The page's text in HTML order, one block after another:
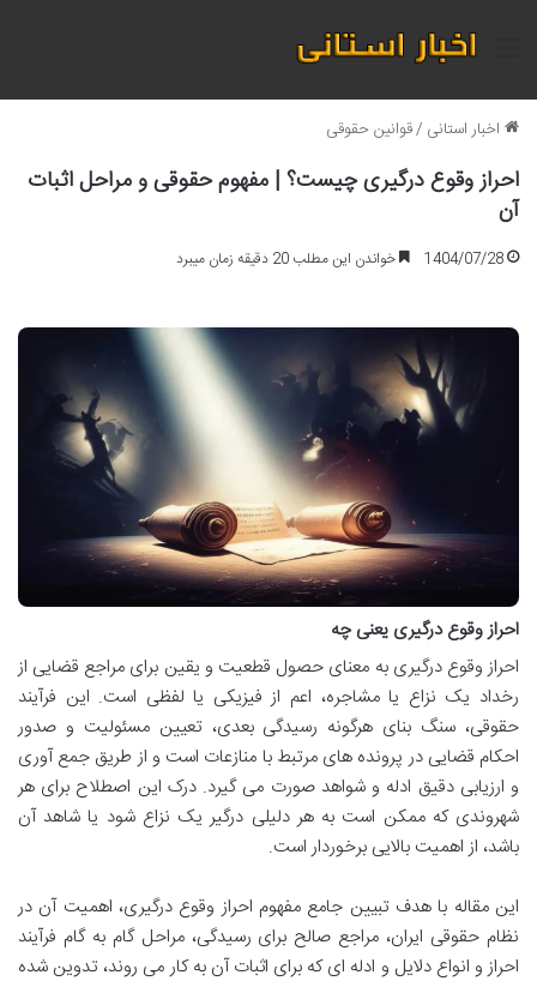
منو
اخبار استانی /قوانین حقوقی
احراز وقوع درگیری چیست؟ | مفهوم حقوقی و مراحل اثبات
آن
1404/07/28 خواندن این مطلب 20 دقیقه زمان میبرد
احراز وقوع درگیری یعنی چه
احراز وقوع درگیری به معنای حصول قطعیت و یقین برای مراجع قضایی از
رخداد یک نزاع یا مشاجره، اعم از فیزیکی یا لفظی است. این فرآیند
حقوقی، سنگ بنای هرگونه رسیدگی بعدی، تعیین مسئولیت و صدور
احکام قضایی در پرونده های مرتبط با منازعات است و از طریق جمع آوری
و ارزیابی دقیق ادله و شواهد صورت می گیرد. درک این اصطلاح برای هر
شهروندی که ممکن است به هر دلیلی درگیر یک نزاع شود یا شاهد آن
باشد، از اهمیت بالایی برخوردار است.
این مقاله با هدف تبیین جامع مفهوم احراز وقوع درگیری، اهمیت آن در
نظام حقوقی ایران، مراجع صالح برای رسیدگی، مراحل گام به گام فرآیند
احراز و انواع دلایل و ادله ای که برای اثبات آن به کار می روند، تدوین شده